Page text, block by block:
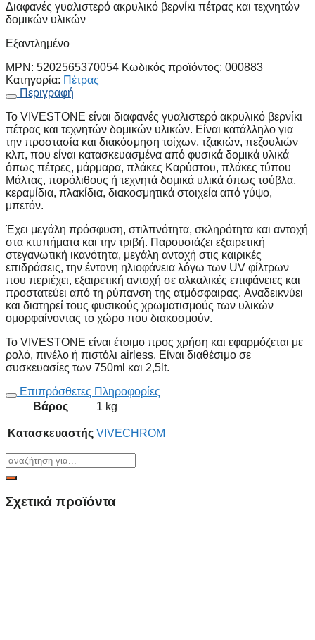
Διαφανές γυαλιστερό ακρυλικό βερνίκι πέτρας και τεχνητών
δομικών υλικών
Εξαντλημένο
MPN: 5202565370054 Κωδικός προϊόντος: 000883
Κατηγορία: Πέτρας
Περιγραφή
Το VIVESTONE είναι διαφανές γυαλιστερό ακρυλικό βερνίκι
πέτρας και τεχνητών δομικών υλικών. Είναι κατάλληλο για
την προστασία και διακόσμηση τοίχων, τζακιών, πεζουλιών
κλπ, που είναι κατασκευασμένα από φυσικά δομικά υλικά
όπως πέτρες, μάρμαρα, πλάκες Καρύστου, πλάκες τύπου
Μάλτας, πορόλιθους ή τεχνητά δομικά υλικά όπως τούβλα,
κεραμίδια, πλακίδια, διακοσμητικά στοιχεία από γύψο,
μπετόν.
Έχει μεγάλη πρόσφυση, στιλπνότητα, σκληρότητα και αντοχή
στα κτυπήματα και την τριβή. Παρουσιάζει εξαιρετική
στεγανωτική ικανότητα, μεγάλη αντοχή στις καιρικές
επιδράσεις, την έντονη ηλιοφάνεια λόγω των UV φίλτρων
που περιέχει, εξαιρετική αντοχή σε αλκαλικές επιφάνειες και
προστατεύει από τη ρύπανση της ατμόσφαιρας. Αναδεικνύει
και διατηρεί τους φυσικούς χρωματισμούς των υλικών
ομορφαίνοντας το χώρο που διακοσμούν.
Το VIVESTONE είναι έτοιμο προς χρήση και εφαρμόζεται με
ρολό, πινέλο ή πιστόλι airless. Είναι διαθέσιμο σε
συσκευασίες των 750ml και 2,5lt.
Επιπρόσθετες Πληροφορίες
Βάρος
1 kg
Κατασκευαστής VIVECHROM
Σχετικά προϊόντα